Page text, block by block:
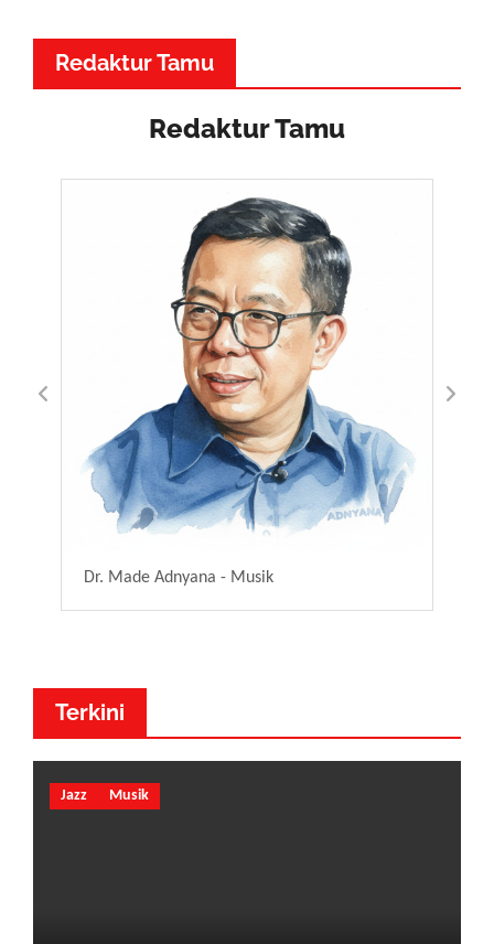
Redaktur Tamu
Redaktur Tamu
Dr. Made Adnyana - Musik
Terkini
Jazz Musik